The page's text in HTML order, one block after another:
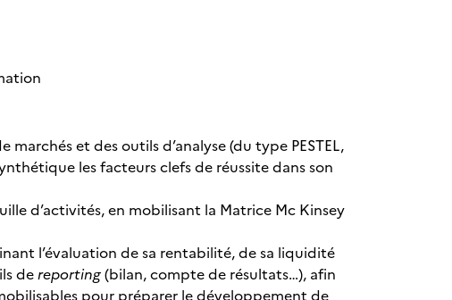
et des outils d’analyse (du type PESTEL,
les facteurs clefs de réussite dans son
d’activités, en mobilisant la Matrice Mc Kinsey
l’évaluation de sa rentabilité, de sa liquidité
dereporting(bilan, compte de résultats…), afin
pour préparer le développement de